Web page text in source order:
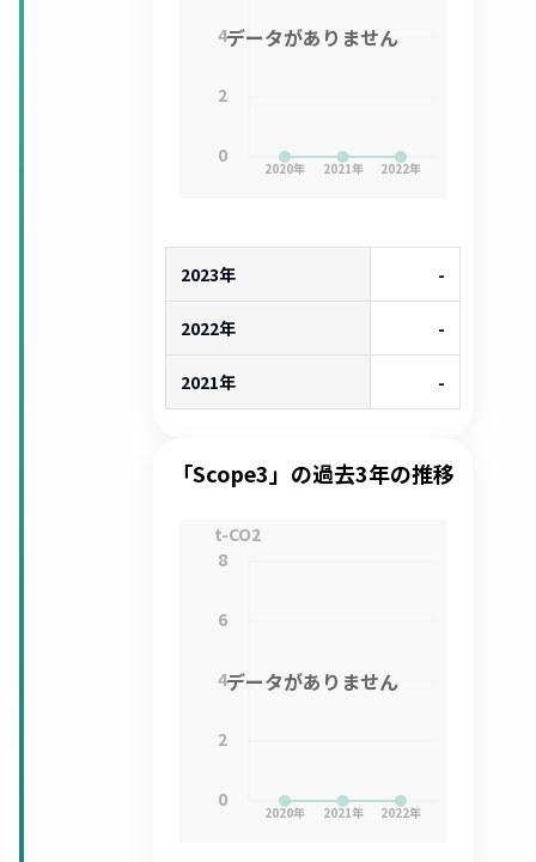
2020年 2021年 2022年
0
2
4データがありません
2023年 -
2022年 -
2021年 -
「Scope3」の過去3年の推移
2020年 2021年 2022年
0
2
4
6
8
t-CO2
データがありません